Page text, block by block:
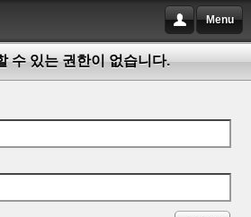
Menu
수 있는 권한이 없습니다.